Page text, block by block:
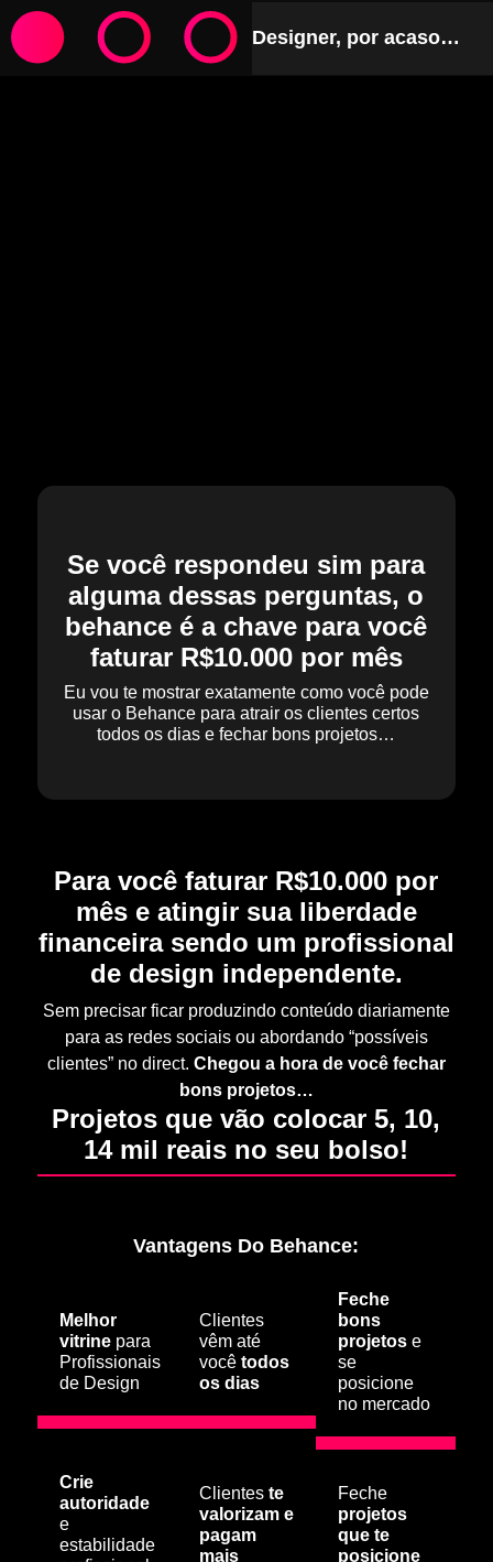
Designer, por acaso…
Se você respondeu sim para
alguma dessas perguntas, o
behance é a chave para você
faturar R$10.000 por mês
Eu vou te mostrar exatamente como você pode
usar o Behance para atrair os clientes certos
todos os dias e fechar bons projetos…
Para você faturar R$10.000 por
mês e atingir sua liberdade
financeira sendo um profissional
de design independente.
Sem precisar ficar produzindo conteúdo diariamente
para as redes sociais ou abordando “possíveis
clientes” no direct. Chegou a hora de você fechar
bons projetos…
Projetos que vão colocar 5, 10,
14 mil reais no seu bolso!
Vantagens Do Behance:
Melhor
vitrinepara
Profissionais
de Design
Clientes
vêm até
você todos
os dias
Feche
bons
projetos e
se
posicione
no mercado
Crie
autoridade
e
estabilidade
Clientes te
valorizam e
pagam
mais
Feche
projetos
que te
posicione